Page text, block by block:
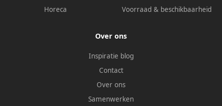
Horeca
Voorraad & beschikbaarheid
Over ons
Inspiratie blog
Contact
Over ons
Samenwerken